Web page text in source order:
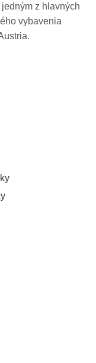
z hlavných
vybavenia